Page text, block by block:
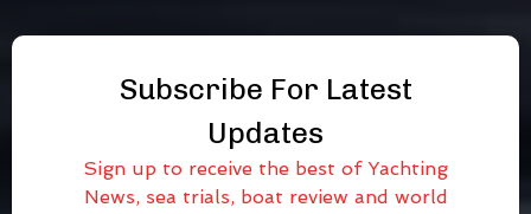
Subscribe For Latest
Updates
Sign up to receive the best of Yachting
News, sea trials, boat review and world